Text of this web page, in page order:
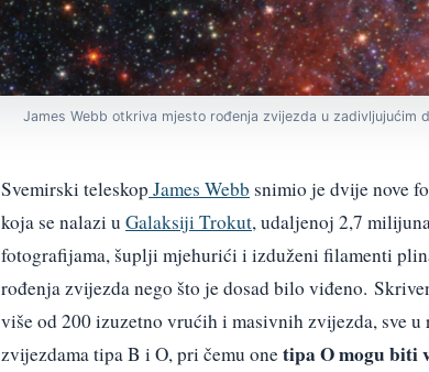
James Webb otkriva mjesto rođenja zvijezda u zadivljujućim
Svemirski teleskop James Webb snimio je dvije nove
koja se nalazi u Galaksiji Trokut, udaljenoj 2,7
fotografijama, šuplji mjehurići i izduženi filamenti
rođenja zvijezda nego što je dosad bilo viđeno.
više od 200 izuzetno vrućih i masivnih zvijezda, sve
zvijezdama tipa B i O, pri čemu onetipa O mogu biti